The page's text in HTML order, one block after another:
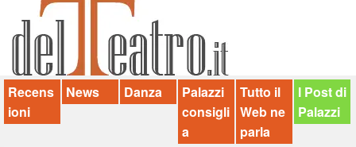
Chi siamo
Contatti
dT in English
Recens
ioni
News Danza
Palazzi
consigli
a
Tutto il
Web ne
parla
I Post di
Palazzi